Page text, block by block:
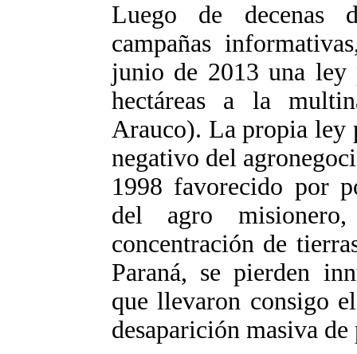
Luego de decenas
campañas
junio de 2013 una ley
hectáreas a la
Arauco). La propia ley
negativo del
1998 favorecido por
del agro
concentración de
Paraná, se pierden
que llevaron consigo
desaparición masiva de